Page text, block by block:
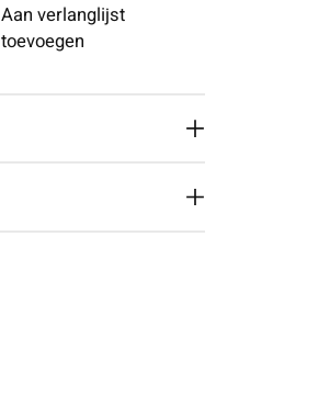
Aan verlanglijst
toevoegen